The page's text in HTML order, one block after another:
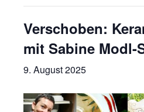
Verschoben:
mit Sabine Modl-
9. August 2025